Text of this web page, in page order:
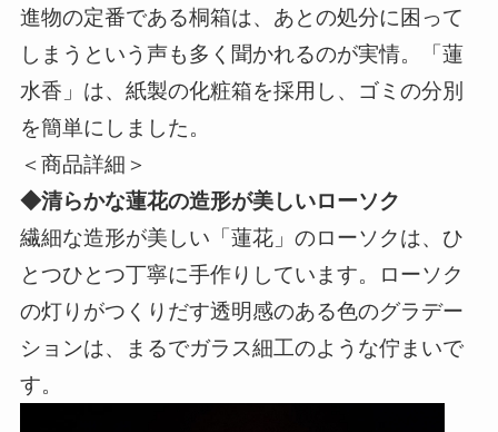
進物の定番である桐箱は、あとの処分に困って
しまうという声も多く聞かれるのが実情。「蓮
水香」は、紙製の化粧箱を採用し、ゴミの分別
を簡単にしました。
＜商品詳細＞
◆清らかな蓮花の造形が美しいローソク
繊細な造形が美しい「蓮花」のローソクは、ひ
とつひとつ丁寧に手作りしています。ローソク
の灯りがつくりだす透明感のある色のグラデー
ションは、まるでガラス細工のような佇まいで
す。